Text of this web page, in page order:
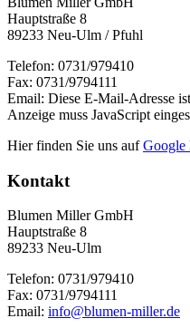
Hauptstraße 8
89233 Neu-Ulm / Pfuhl
Telefon: 0731/979410
Fax: 0731/9794111
Email: Diese E-Mail-Adresse
Anzeige muss JavaScript
Hier finden Sie uns aufGoogle
Kontakt
Blumen Miller GmbH
Hauptstraße 8
89233 Neu-Ulm
Telefon: 0731/979410
Fax: 0731/9794111
Email: info@blumen-miller.de